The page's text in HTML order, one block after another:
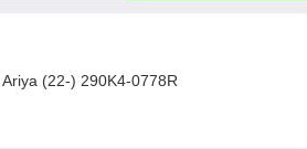
Ariya (22-) 290K4-0778R